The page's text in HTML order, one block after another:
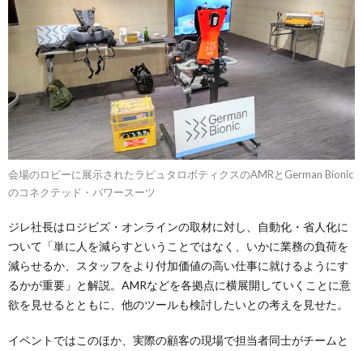
会場のロビーに展示されたラピュタロボティクスのAMRとGerman Bionic
のコネクテッド・パワースーツ
ジレ社長はロジビズ・オンラインの取材に対し、自動化・省人化に
ついて「単に人を減らすということではなく、いかに業務の負荷を
減らせるか、スタッフをより付加価値の高い仕事に就けるようにす
るかが重要」と解説。AMRなどを各拠点に横展開していくことに意
欲を見せるとともに、他のツールも検討したいとの考えを見せた。
イベントではこのほか、実際の顧客の現場で担当者同士がチームと